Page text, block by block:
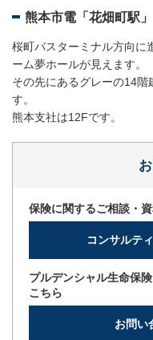
熊本市電「花畑町駅
桜町バスターミナル方向に
ーム夢ホールが見えます。
その先にあるグレーの14
す。
熊本支社は12Fです。
保険に関するご相談・
コンサルテ
プルデンシャル生命保
こちら
お問い